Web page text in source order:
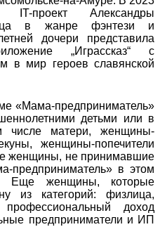
проект Александры
в жанре фэнтези и
дочери представила
„Играссказ“ с
в мир героев славянской
«Мама-предприниматель»
детьми или в
числе матери, женщины-
женщины-попечители
женщины, не принимавшие
предприниматель» в этом
Еще женщины, которые
из категорий: физлица,
доход
предприниматели и ИП